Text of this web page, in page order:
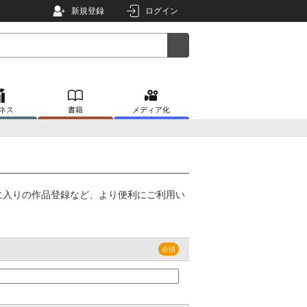
新規登録 ログイン
ス 書籍 メディア化
りの作品登録など、より便利にご利用い